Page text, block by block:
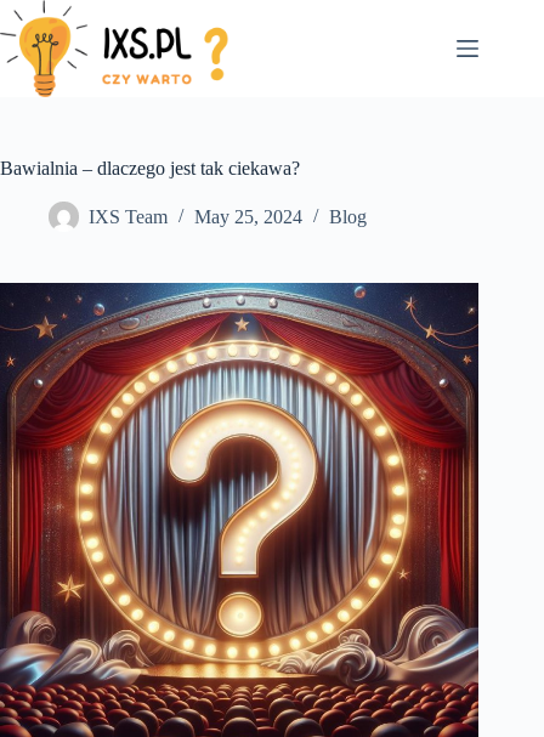
Skip
to
content
Bawialnia – dlaczego jest tak ciekawa?
IXS Team May 25, 2024 Blog